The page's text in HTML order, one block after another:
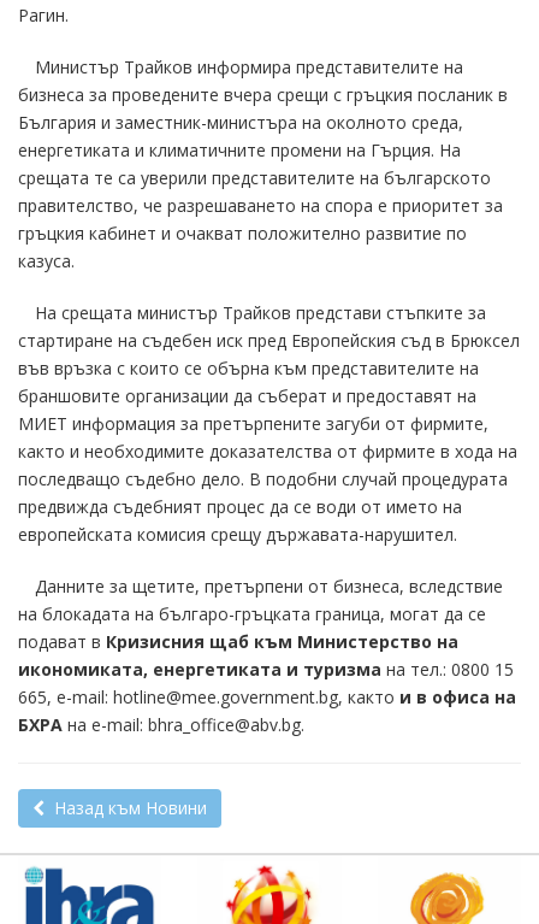
Рагин.
Министър Трайков информира представителите на
бизнеса за проведените вчера срещи с гръцкия посланик в
България и заместник-министъра на околното среда,
енергетиката и климатичните промени на Гърция. На
срещата те са уверили представителите на българското
правителство, че разрешаването на спора е приоритет за
гръцкия кабинет и очакват положително развитие по
казуса.
На срещата министър Трайков представи стъпките за
стартиране на съдебен иск пред Европейския съд в Брюксел
във връзка с които се обърна към представителите на
браншовите организации да съберат и предоставят на
МИЕТ информация за претърпените загуби от фирмите,
както и необходимите доказателства от фирмите в хода на
последващо съдебно дело. В подобни случай процедурата
предвижда съдебният процес да се води от името на
европейската комисия срещу държавата-нарушител.
Данните за щетите, претърпени от бизнеса, вследствие
на блокадата на българо-гръцката граница, могат да се
подават в Кризисния щаб към Министерство на
икономиката, енергетиката и туризма на тел.: 0800 15
665, e-mail: hotline@mee.government.bg, както и в офиса на
БХРА на e-mail: bhra_office@abv.bg.
Назад към Новини